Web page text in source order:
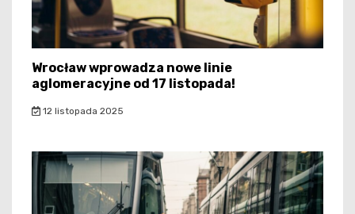
Wrocław wprowadza nowe linie
aglomeracyjne od 17 listopada!
12 listopada 2025